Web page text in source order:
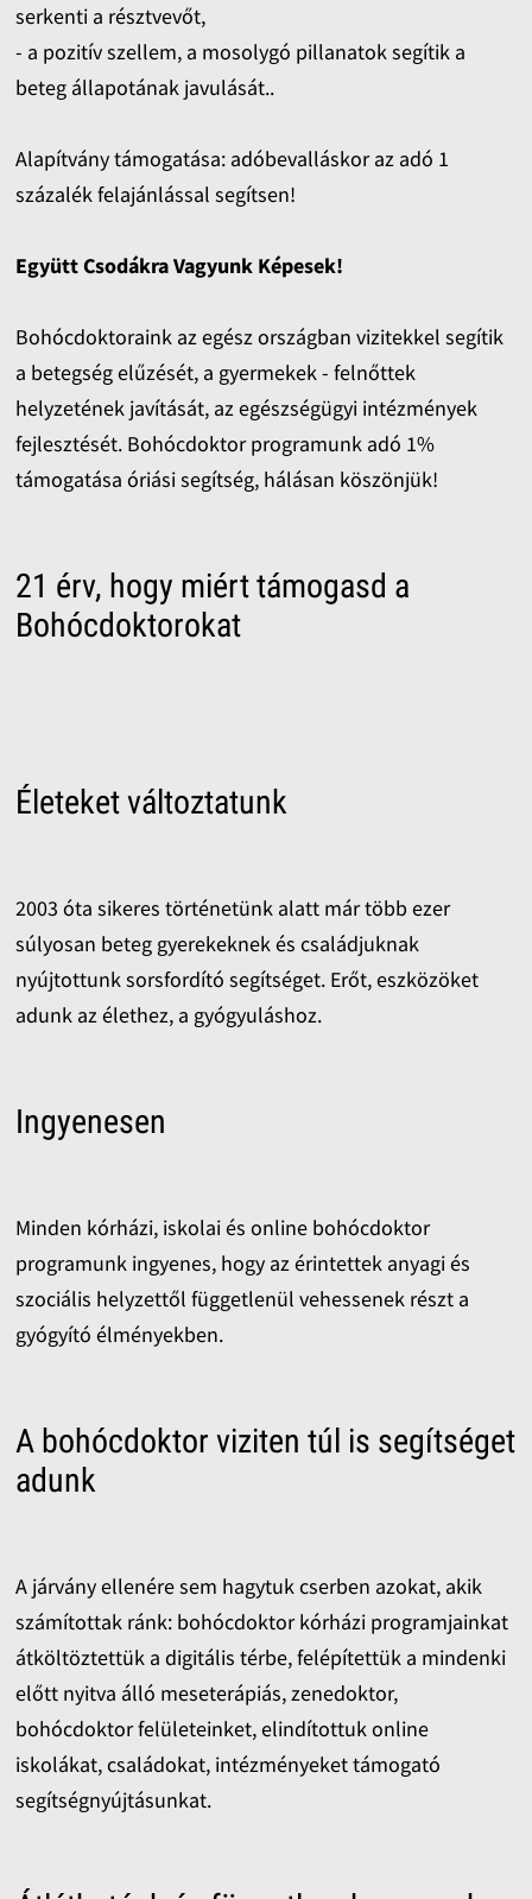
serkenti a résztvevőt,
- a pozitív szellem, a mosolygó pillanatok segítik a
beteg állapotának javulását..
Alapítvány támogatása: adóbevalláskor az adó 1
százalék felajánlással segítsen!
Együtt Csodákra Vagyunk Képesek!
Bohócdoktoraink az egész országban vizitekkel segítik
a betegség elűzését, a gyermekek - felnőttek
helyzetének javítását, az egészségügyi intézmények
fejlesztését. Bohócdoktor programunk adó 1%
támogatása óriási segítség, hálásan köszönjük!
21 érv, hogy miért támogasd a
Bohócdoktorokat
Életeket változtatunk
2003 óta sikeres történetünk alatt már több ezer
súlyosan beteg gyerekeknek és családjuknak
nyújtottunk sorsfordító segítséget. Erőt, eszközöket
adunk az élethez, a gyógyuláshoz.
Ingyenesen
Minden kórházi, iskolai és online bohócdoktor
programunk ingyenes, hogy az érintettek anyagi és
szociális helyzettől függetlenül vehessenek részt a
gyógyító élményekben.
A bohócdoktor viziten túl is segítséget
adunk
A járvány ellenére sem hagytuk cserben azokat, akik
számítottak ránk: bohócdoktor kórházi programjainkat
átköltöztettük a digitális térbe, felépítettük a mindenki
előtt nyitva álló meseterápiás, zenedoktor,
bohócdoktor felületeinket, elindítottuk online
iskolákat, családokat, intézményeket támogató
segítségnyújtásunkat.